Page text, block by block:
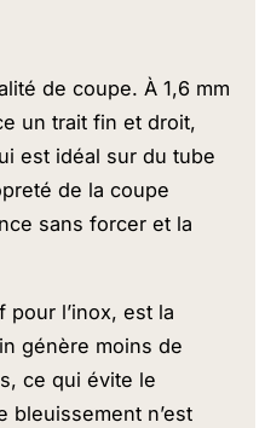
de coupe. À 1,6 mm
un trait fin et droit,
est idéal sur du tube
de la coupe
sans forcer et la
l’inox, est la
génère moins de
ce qui évite le
bleuissement n’est